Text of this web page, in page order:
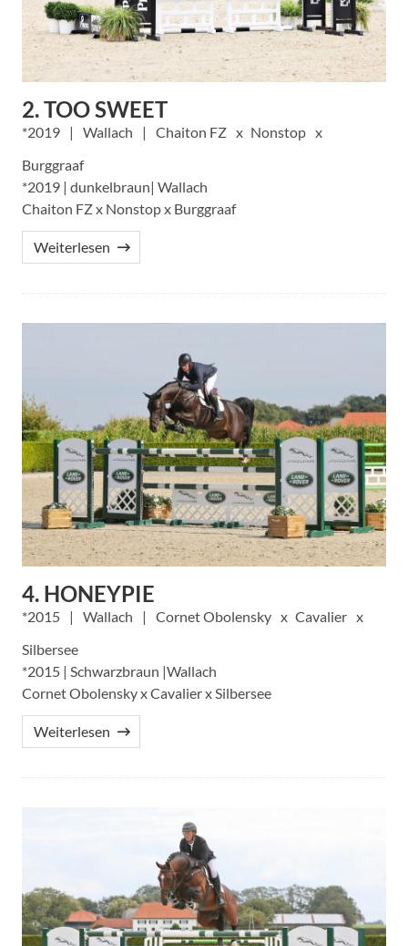
2. TOO SWEET
2019 Wallach Chaiton FZ
Nonstop
Burggraaf
*2019 | dunkelbraun| Wallach
Chaiton FZ x Nonstop x Burggraaf
Weiterlesen
4. HONEYPIE
2015 Wallach Cornet Obolensky
Cavalier
Silbersee
*2015 | Schwarzbraun |Wallach
Cornet Obolensky x Cavalier x Silbersee
Weiterlesen